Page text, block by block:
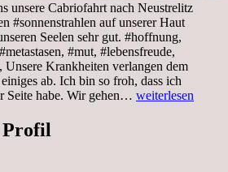
unsere Cabriofahrt nach Neustrelitz
#sonnenstrahlen auf unserer Haut
Seelen sehr gut. #hoffnung,
#mut, #lebensfreude,
Krankheiten verlangen dem
ab. Ich bin so froh, dass ich
Seite habe. Wir gehen… Sonnabend,
weiterlesen
Profil